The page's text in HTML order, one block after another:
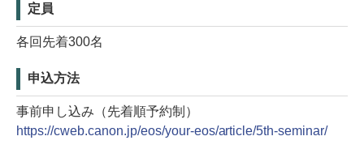
定員
各回先着300名
申込方法
事前申し込み（先着順予約制）
https://cweb.canon.jp/eos/your-eos/article/5th-seminar/